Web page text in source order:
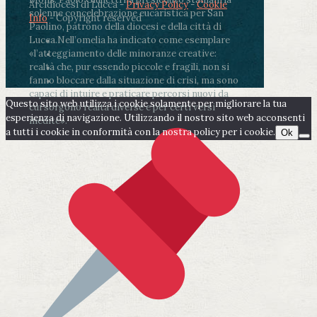
solenne concelebrazione eucaristica per San
Paolino, patrono della diocesi e della città di
Lucca.Nell’omelia ha indicato come esemplare
«l’atteggiamento delle minoranze creative:
realtà che, pur essendo piccole e fragili, non si
fanno bloccare dalla situazione di crisi, ma sono
capaci di intuire e praticare percorsi nuovi da
cui sorgono realtà diverse e per certi versi
inedite».
Arcidiocesi di Lucca -Privacy Policy-Cookie
Info- Copyright reserved
Questo sito web utilizza i cookie solamente per migliorare la tua
esperienza di navigazione. Utilizzando il nostro sito web acconsenti
a tutti i cookie in conformità con la nostra policy per i cookie. Ok